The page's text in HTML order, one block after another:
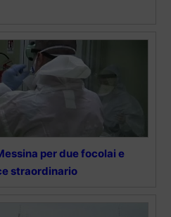
per due focolai e
straordinario